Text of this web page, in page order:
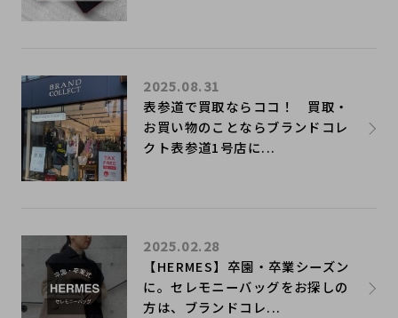
表参道で買取ならココ！ 買取・
お買い物のことならブランドコレ
クト表参道1号店に...
2025.08.31
【HERMES】卒園・卒業シーズン
に。セレモニーバッグをお探しの
方は、ブランドコレ...
2025.02.28